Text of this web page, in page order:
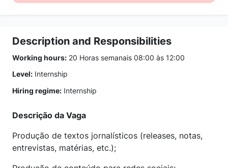
Description and Responsibilities
Working hours: 20 Horas semanais 08:00 às 12:00
Level: Internship
Hiring regime: Internship
Descrição da Vaga
Produção de textos jornalísticos (releases, notas,
entrevistas, matérias, etc.);